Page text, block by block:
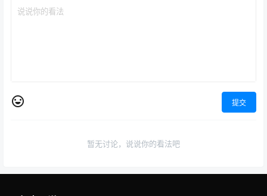
提交
暂无讨论，说说你的看法吧